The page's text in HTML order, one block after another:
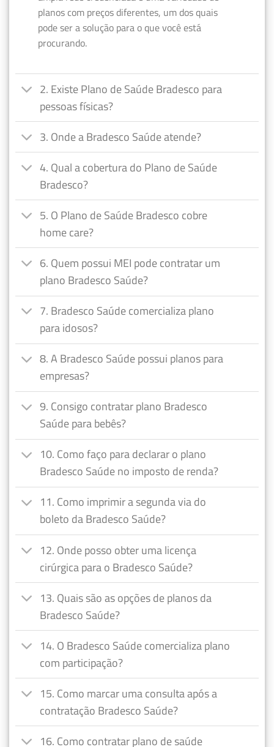
planos com preços diferentes, um dos quais
pode ser a solução para o que você está
procurando.
2. Existe Plano de Saúde Bradesco para
pessoas físicas?
3. Onde a Bradesco Saúde atende?
4. Qual a cobertura do Plano de Saúde
Bradesco?
5. O Plano de Saúde Bradesco cobre
home care?
6. Quem possui MEI pode contratar um
plano Bradesco Saúde?
7. Bradesco Saúde comercializa plano
para idosos?
8. A Bradesco Saúde possui planos para
empresas?
9. Consigo contratar plano Bradesco
Saúde para bebês?
10. Como faço para declarar o plano
Bradesco Saúde no imposto de renda?
11. Como imprimir a segunda via do
boleto da Bradesco Saúde?
12. Onde posso obter uma licença
cirúrgica para o Bradesco Saúde?
13. Quais são as opções de planos da
Bradesco Saúde?
14. O Bradesco Saúde comercializa plano
com participação?
15. Como marcar uma consulta após a
contratação Bradesco Saúde?
16. Como contratar plano de saúde